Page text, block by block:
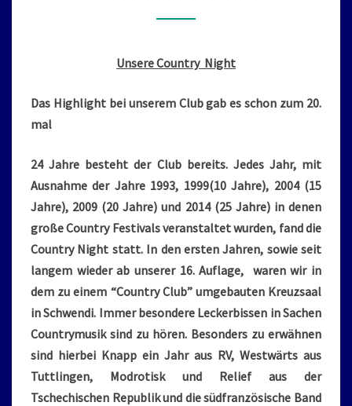
Unsere Country Night
Das Highlight bei unserem Club gab es schon zum 20.
mal
24 Jahre besteht der Club bereits. Jedes Jahr, mit
Ausnahme der Jahre 1993, 1999(10 Jahre), 2004 (15
Jahre), 2009 (20 Jahre) und 2014 (25 Jahre) in denen
große Country Festivals veranstaltet wurden, fand die
Country Night statt. In den ersten Jahren, sowie seit
langem wieder ab unserer 16. Auflage, waren wir in
dem zu einem “Country Club” umgebauten Kreuzsaal
in Schwendi. Immer besondere Leckerbissen in Sachen
Countrymusik sind zu hören. Besonders zu erwähnen
sind hierbei Knapp ein Jahr aus RV, Westwärts aus
Tuttlingen, Modrotisk und Relief aus der
Tschechischen Republik und die südfranzösische Band